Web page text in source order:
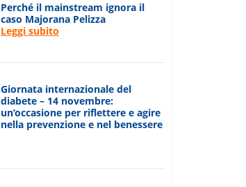
Perché il mainstream ignora il
caso Majorana Pelizza
Leggi subito
Giornata internazionale del
diabete – 14 novembre:
un’occasione per riflettere e agire
nella prevenzione e nel benessere